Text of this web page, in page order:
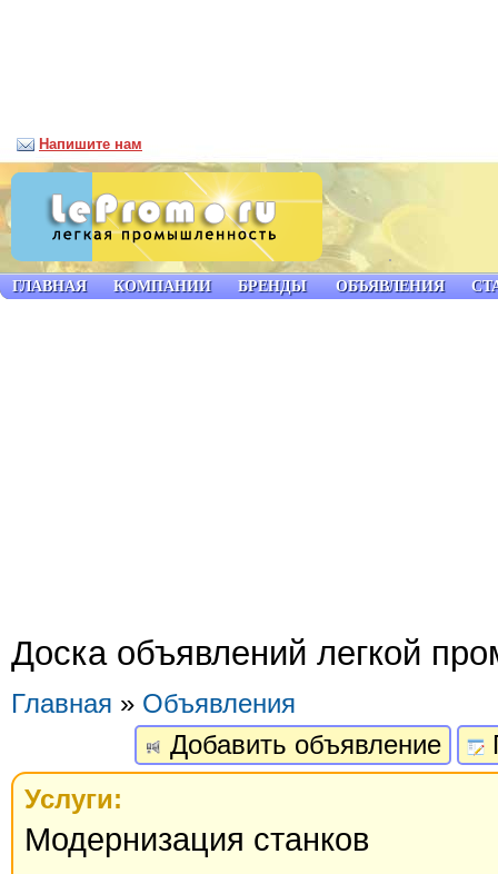
Доска объявлений легкой
Главная » Объявления
Добавить объявление
Услуги:
Модернизация станков
ГЛАВНАЯ КОМПАНИИ БРЕНДЫ ОБЪЯВЛЕНИЯ
Напишите нам